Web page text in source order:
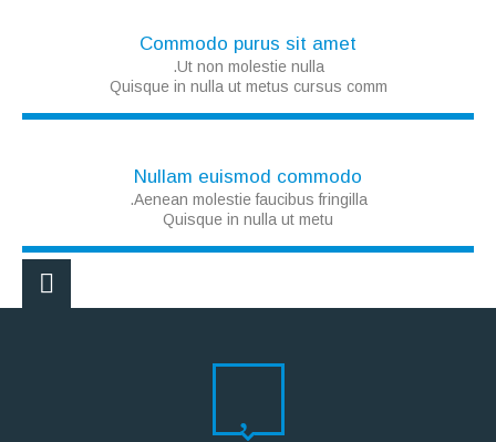
Commodo purus sit amet
Ut non molestie nulla.
Quisque in nulla ut metus cursus comm
Nullam euismod commodo
Aenean molestie faucibus fringilla.
Quisque in nulla ut metu